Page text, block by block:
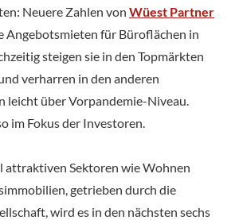
Neuere Zahlen von Wüest Partner
Angebotsmieten für Büroflächen in
steigen sie in den Topmärkten
verharren in den anderen
leicht über Vorpandemie-Niveau.
im Fokus der Investoren.
attraktiven Sektoren wie Wohnen
getrieben durch die
wird es in den nächsten sechs